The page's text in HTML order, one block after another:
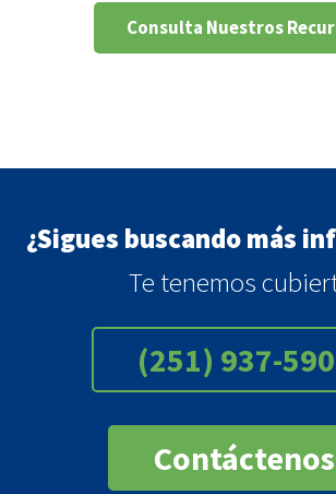
Consulta Nuestros
¿Sigues buscando más
Te tenemos
(251) 937-
Contáctenos